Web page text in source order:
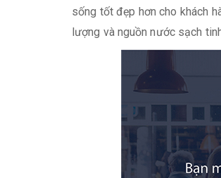
sống tốt đẹp hơn cho khách
lượng và nguồn nước sạch